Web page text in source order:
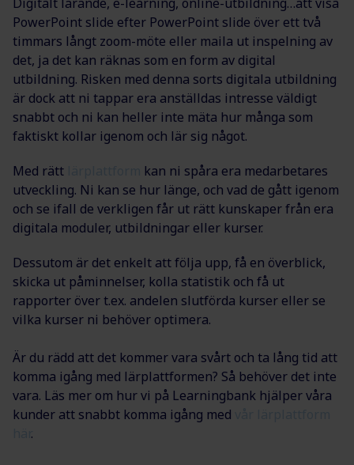
PowerPoint slide efter PowerPoint slide över ett två
timmars långt zoom-möte eller maila ut inspelning av
det, ja det kan räknas som en form av digital
utbildning. Risken med denna sorts digitala utbildning
är dock att ni tappar era anställdas intresse väldigt
snabbt och ni kan heller inte mäta hur många som
faktiskt kollar igenom och lär sig något.
Med rätt
kan ni spåra era medarbetares
utveckling. Ni kan se hur länge, och vad de gått igenom
och se ifall de verkligen får ut rätt kunskaper från era
digitala moduler, utbildningar eller kurser.
Dessutom är det enkelt att följa upp, få en överblick,
skicka ut påminnelser, kolla statistik och få ut
rapporter över t.ex. andelen slutförda kurser eller se
vilka kurser ni behöver optimera.
Är du rädd att det kommer vara svårt och ta lång tid att
komma igång med lärplattformen? Så behöver det inte
vara. Läs mer om hur vi på Learningbank hjälper våra
kunder att snabbt komma igång med
.